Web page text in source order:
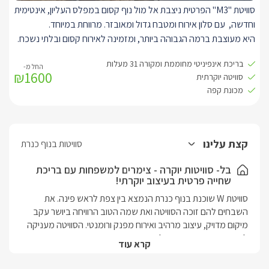
בנוסף, קיים חדר שינה עם חדר רחצה מפואר , להזמנת החדר הנוסף
בתיאום מול בעל המתחם ובתוספת תשלום.
סוויטת "M3" הפרטית ניצבת אל מול נוף קסום במפלס העליון, אינטימית
וחדשה, עם סלון אירוח ומטבח גדול ומאובזר. מרווחת במיוחד.
היא מעוצבת ברמה הגבוהה ביותר, ומזמינה לאירוח קסום ובלתי נשכח.
לאנטרנט אלחוטי.
מטבח מאובזר עם מכונת אספרסו חדשה וקפסולות, תנור ומיקרוגל,
מקרר, וכלי הגשה לשימוש המתארחים. בנוסף, שולחן אוכל.
מחוברת לאינטרנט אלחוטי.
עם אבזור מלא ויוקרתי, עם כורסאות זוגיות, שטיחים ומראות, עציצי נוי
ותאורה מיוחדת.
לסוויטה חדר רחצה מרווח וגדול במיוחד בו תמצאו עם שירותים, כיור זוגי
מהודר, עם מראות מעוצבות, ואמבט אליפסה קרמי מיוחד.
בריכת אינפיניטי מחוממת ומקורה 31 מעלות
סוויטה יוקרתית
מכונת קפה
₪1600
קצת עלינו סוויטות בנוף כנרת
בל- סוויטות יוקרה - צימרים למשפחות עם בריכת
שחייה פרטית בעיצוב יוקרתי!
קרא עוד